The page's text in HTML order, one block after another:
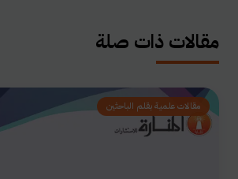
مقالات ذات صلة
مقالات علمية بقلم الباحثين